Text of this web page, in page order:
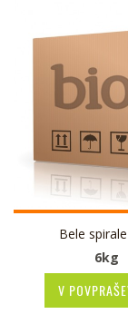
Bele
6kg
V